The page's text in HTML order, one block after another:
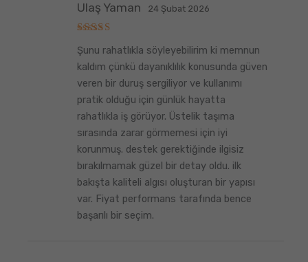
üzerinden
5
oy aldı
Ulaş Yaman 24 Şubat 2026
Şunu rahatlıkla söyleyebilirim ki memnun
kaldım çünkü dayanıklılık konusunda güven
veren bir duruş sergiliyor ve kullanımı
pratik olduğu için günlük hayatta
rahatlıkla iş görüyor. Üstelik taşıma
sırasında zarar görmemesi için iyi
korunmuş. destek gerektiğinde ilgisiz
bırakılmamak güzel bir detay oldu. ilk
bakışta kaliteli algısı oluşturan bir yapısı
var. Fiyat performans tarafında bence
başarılı bir seçim.